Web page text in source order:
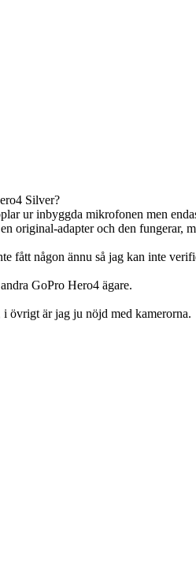
Silver?
ur inbyggda mikrofonen men
adapter och den fungerar,
fått någon ännu så jag kan inte
GoPro Hero4 ägare.
övrigt är jag ju nöjd med kamerorna.